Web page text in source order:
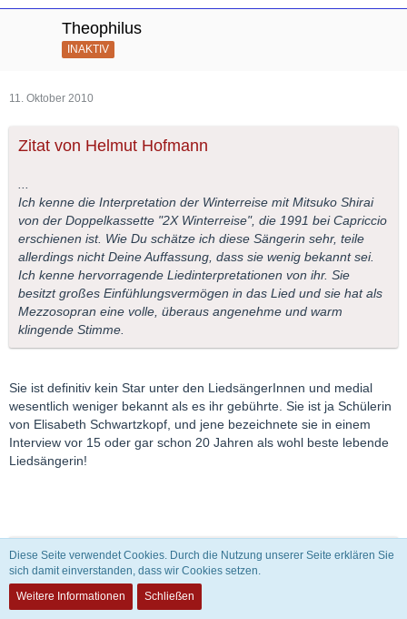
Theophilus
INAKTIV
11. Oktober 2010
Zitat von Helmut Hofmann
Ich kenne die Interpretation der Winterreise mit Mitsuko Shirai
von der Doppelkassette "2X Winterreise", die 1991 bei Capriccio
erschienen ist. Wie Du schätze ich diese Sängerin sehr, teile
allerdings nicht Deine Auffassung, dass sie wenig bekannt sei.
Ich kenne hervorragende Liedinterpretationen von ihr. Sie
besitzt großes Einfühlungsvermögen in das Lied und sie hat als
Mezzosopran eine volle, überaus angenehme und warm
klingende Stimme.
Sie ist definitiv kein Star unter den LiedsängerInnen und medial
wesentlich weniger bekannt als es ihr gebührte. Sie ist ja Schülerin
von Elisabeth Schwartzkopf, und jene bezeichnete sie in einem
Interview vor 15 oder gar schon 20 Jahren als wohl beste lebende
Liedsängerin!
Zitat
... Ich hatte die Frage gestellt: Was bringt es?, und warte auf
eine Antwort.
Diese Seite verwendet Cookies. Durch die Nutzung unserer Seite erklären Sie
sich damit einverstanden, dass wir Cookies setzen.
Weitere Informationen
Schließen